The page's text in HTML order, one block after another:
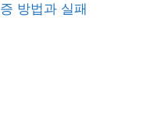
방법과 실패